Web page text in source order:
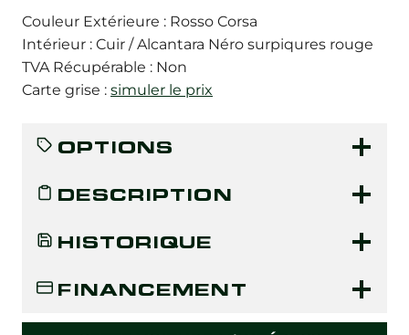
Couleur Extérieure : Rosso Corsa
Intérieur : Cuir / Alcantara Néro surpiqures rouge
TVA Récupérable : Non
Carte grise : simuler le prix
OPTIONS
DESCRIPTION
HISTORIQUE
FINANCEMENT